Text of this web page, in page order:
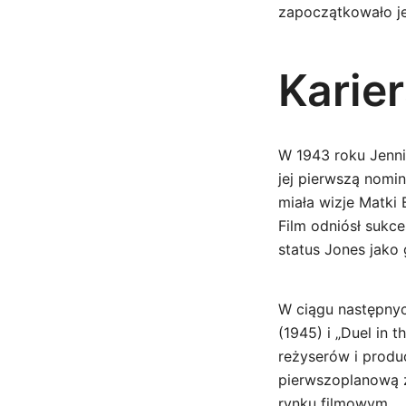
zapoczątkowało
W 1943 roku
jej pierwszą
miała wizje
Film odniósł
status Jones
W ciągu
(1945) i „Duel in
reżyserów i
pierwszoplanową